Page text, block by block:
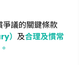
議的關鍵條款
） 及合理及慣常